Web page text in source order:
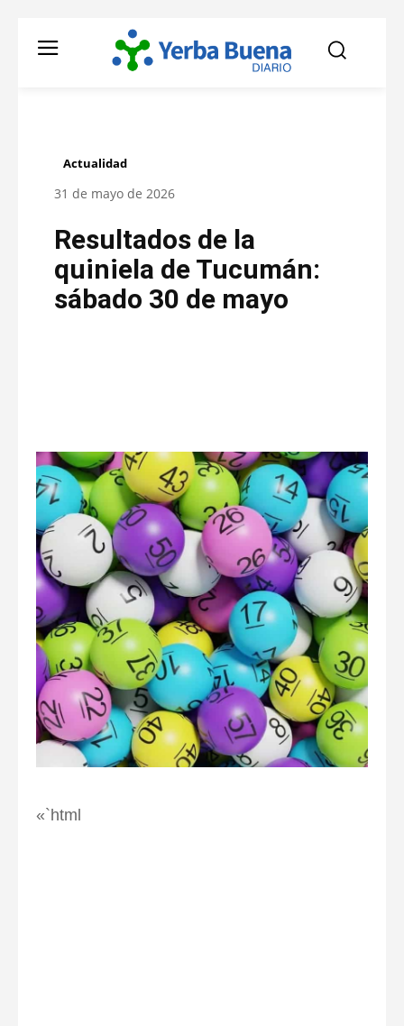
Actualidad
31 de mayo de 2026
Resultados de la
quiniela de Tucumán:
sábado 30 de mayo
«`html